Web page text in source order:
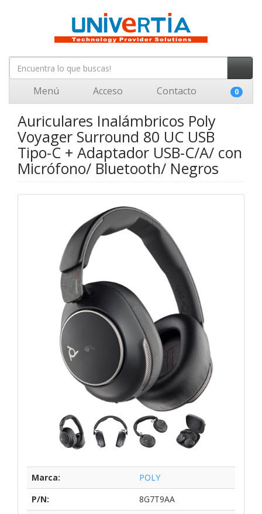
Menú Acceso Contacto 0
Auriculares Inalámbricos Poly
Voyager Surround 80 UC USB
Tipo-C + Adaptador USB-C/A/ con
Micrófono/ Bluetooth/ Negros
Marca:
POLY
P/N:
8G7T9AA